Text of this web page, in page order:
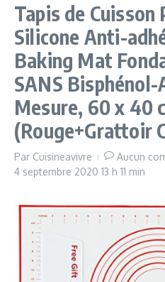
Tapis de Cuisson
Silicone Anti-
Baking Mat
SANS Bisphénol-
Mesure, 60 x 40
(Rouge+Grattoir
Par Cuisineavivre
Aucun
4 septembre 2020 13 h 11 min